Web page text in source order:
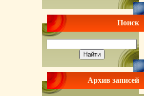
Поиск
Архив записей